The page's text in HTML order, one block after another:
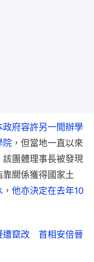
政府容許另一間辦學
院 ，但當地一直以來
團體理事長被發現
關係獲得國家土
， 他亦決定在去年10
遭竄改 首相安倍晉